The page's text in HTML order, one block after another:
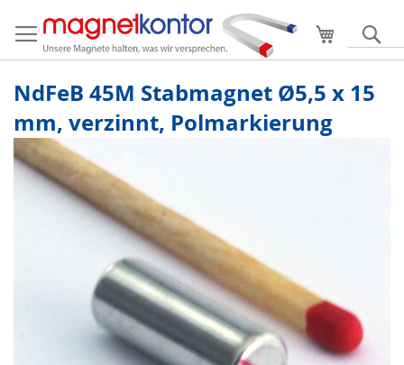
Mein
NdFeB 45M Stabmagnet Ø5,5 x 15
mm, verzinnt, Polmarkierung
Zum
Ende
der
Bildergalerie